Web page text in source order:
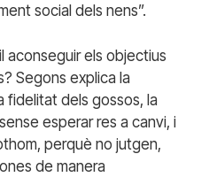
social dels nens”.
aconseguir els objectius
Segons explica la
fidelitat dels gossos, la
esperar res a canvi, i
perquè no jutgen,
de manera